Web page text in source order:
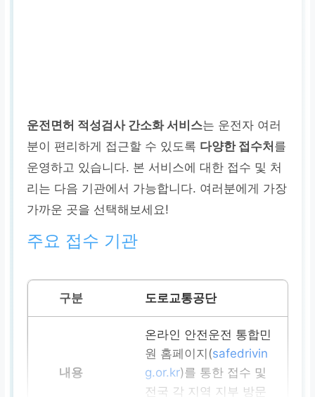
운전면허 적성검사 간소화 서비스는 운전자 여러
분이 편리하게 접근할 수 있도록 다양한 접수처 를
운영하고 있습니다. 본 서비스에 대한 접수 및 처
리는 다음 기관에서 가능합니다. 여러분에게 가장
가까운 곳을 선택해보세요!
주요 접수 기관
도로교통공단
온라인 안전운전 통합민
원 홈페이지(safedrivin
g.or.kr)를 통한 접수 및
전국 각 지역 지부 방문